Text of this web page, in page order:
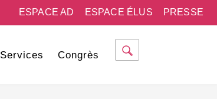
PRESSE
ESPACE ÉLUS
ESPACE AD
Services Congrès